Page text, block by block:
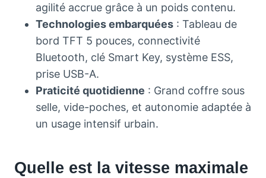
agilité accrue grâce à un poids contenu.
Technologies embarquées : Tableau de
bord TFT 5 pouces, connectivité
Bluetooth, clé Smart Key, système ESS,
prise USB-A.
Praticité quotidienne : Grand coffre sous
selle, vide-poches, et autonomie adaptée à
un usage intensif urbain.
Quelle est la vitesse maximale